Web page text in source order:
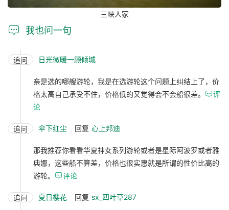
三峡人家
 我也问一句
追问 日光微暖一顾倾城
亲是选的哪艘游轮，我是在选游轮这个问题上纠结上了，价
格太高自己承受不住，价格低的又觉得会不会船很差。 评
论
追问 伞下红尘 回复 心上邦迪
那我推荐你看看华夏神女系列游轮或者是星际阿波罗或者雅
典娜，这些船不算差，价格也很实惠就是所谓的性价比高的
游轮。 评论
追问 夏日樱花 回复 sx_四叶草287